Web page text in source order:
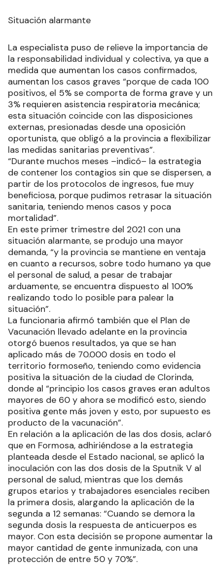
Situación alarmante
La especialista puso de relieve la importancia de
la responsabilidad individual y colectiva, ya que a
medida que aumentan los casos confirmados,
aumentan los casos graves “porque de cada 100
positivos, el 5% se comporta de forma grave y un
3% requieren asistencia respiratoria mecánica;
esta situación coincide con las disposiciones
externas, presionadas desde una oposición
oportunista, que obligó a la provincia a flexibilizar
las medidas sanitarias preventivas”.
“Durante muchos meses –indicó– la estrategia
de contener los contagios sin que se dispersen, a
partir de los protocolos de ingresos, fue muy
beneficiosa, porque pudimos retrasar la situación
sanitaria, teniendo menos casos y poca
mortalidad”.
En este primer trimestre del 2021 con una
situación alarmante, se produjo una mayor
demanda, “y la provincia se mantiene en ventaja
en cuanto a recursos, sobre todo humano ya que
el personal de salud, a pesar de trabajar
arduamente, se encuentra dispuesto al 100%
realizando todo lo posible para palear la
situación”.
La funcionaria afirmó también que el Plan de
Vacunación llevado adelante en la provincia
otorgó buenos resultados, ya que se han
aplicado más de 70.000 dosis en todo el
territorio formoseño, teniendo como evidencia
positiva la situación de la ciudad de Clorinda,
donde al “principio los casos graves eran adultos
mayores de 60 y ahora se modificó esto, siendo
positiva gente más joven y esto, por supuesto es
producto de la vacunación”.
En relación a la aplicación de las dos dosis, aclaró
que en Formosa, adhiriéndose a la estrategia
planteada desde el Estado nacional, se aplicó la
inoculación con las dos dosis de la Sputnik V al
personal de salud, mientras que los demás
grupos etarios y trabajadores esenciales reciben
la primera dosis, alargando la aplicación de la
segunda a 12 semanas: “Cuando se demora la
segunda dosis la respuesta de anticuerpos es
mayor. Con esta decisión se propone aumentar la
mayor cantidad de gente inmunizada, con una
protección de entre 50 y 70%”.